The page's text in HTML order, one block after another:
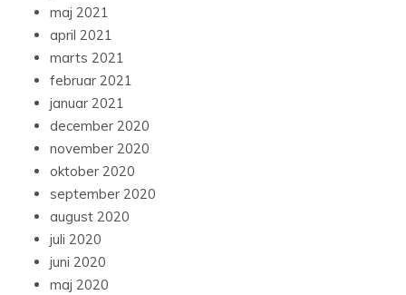
maj 2021
april 2021
marts 2021
februar 2021
januar 2021
december 2020
november 2020
oktober 2020
september 2020
august 2020
juli 2020
juni 2020
maj 2020